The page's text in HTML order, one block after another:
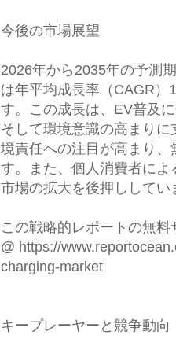
今後の市場展望
2026年から2035年の予測
は年平均成長率（CAGR）
す。この成長は、EV普及
そして環境意識の高まり
境責任への注目が高まり
す。また、個人消費者に
市場の拡大を後押ししてい
この戦略的レポートの無
@ https://
charging-market
キープレーヤーと競争動向